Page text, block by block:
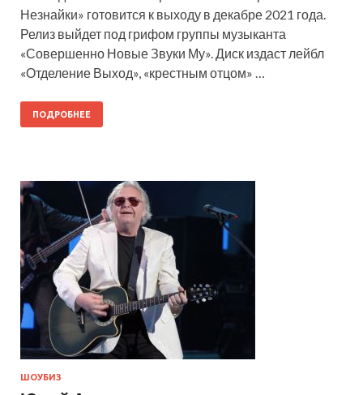
Незнайки» готовится к выходу в декабре 2021 года.
Релиз выйдет под грифом группы музыканта
«Совершенно Новые Звуки Му». Диск издаст лейбл
«Отделение Выход», «крестным отцом» …
ПОДРОБНЕЕ
ШОУБИЗ